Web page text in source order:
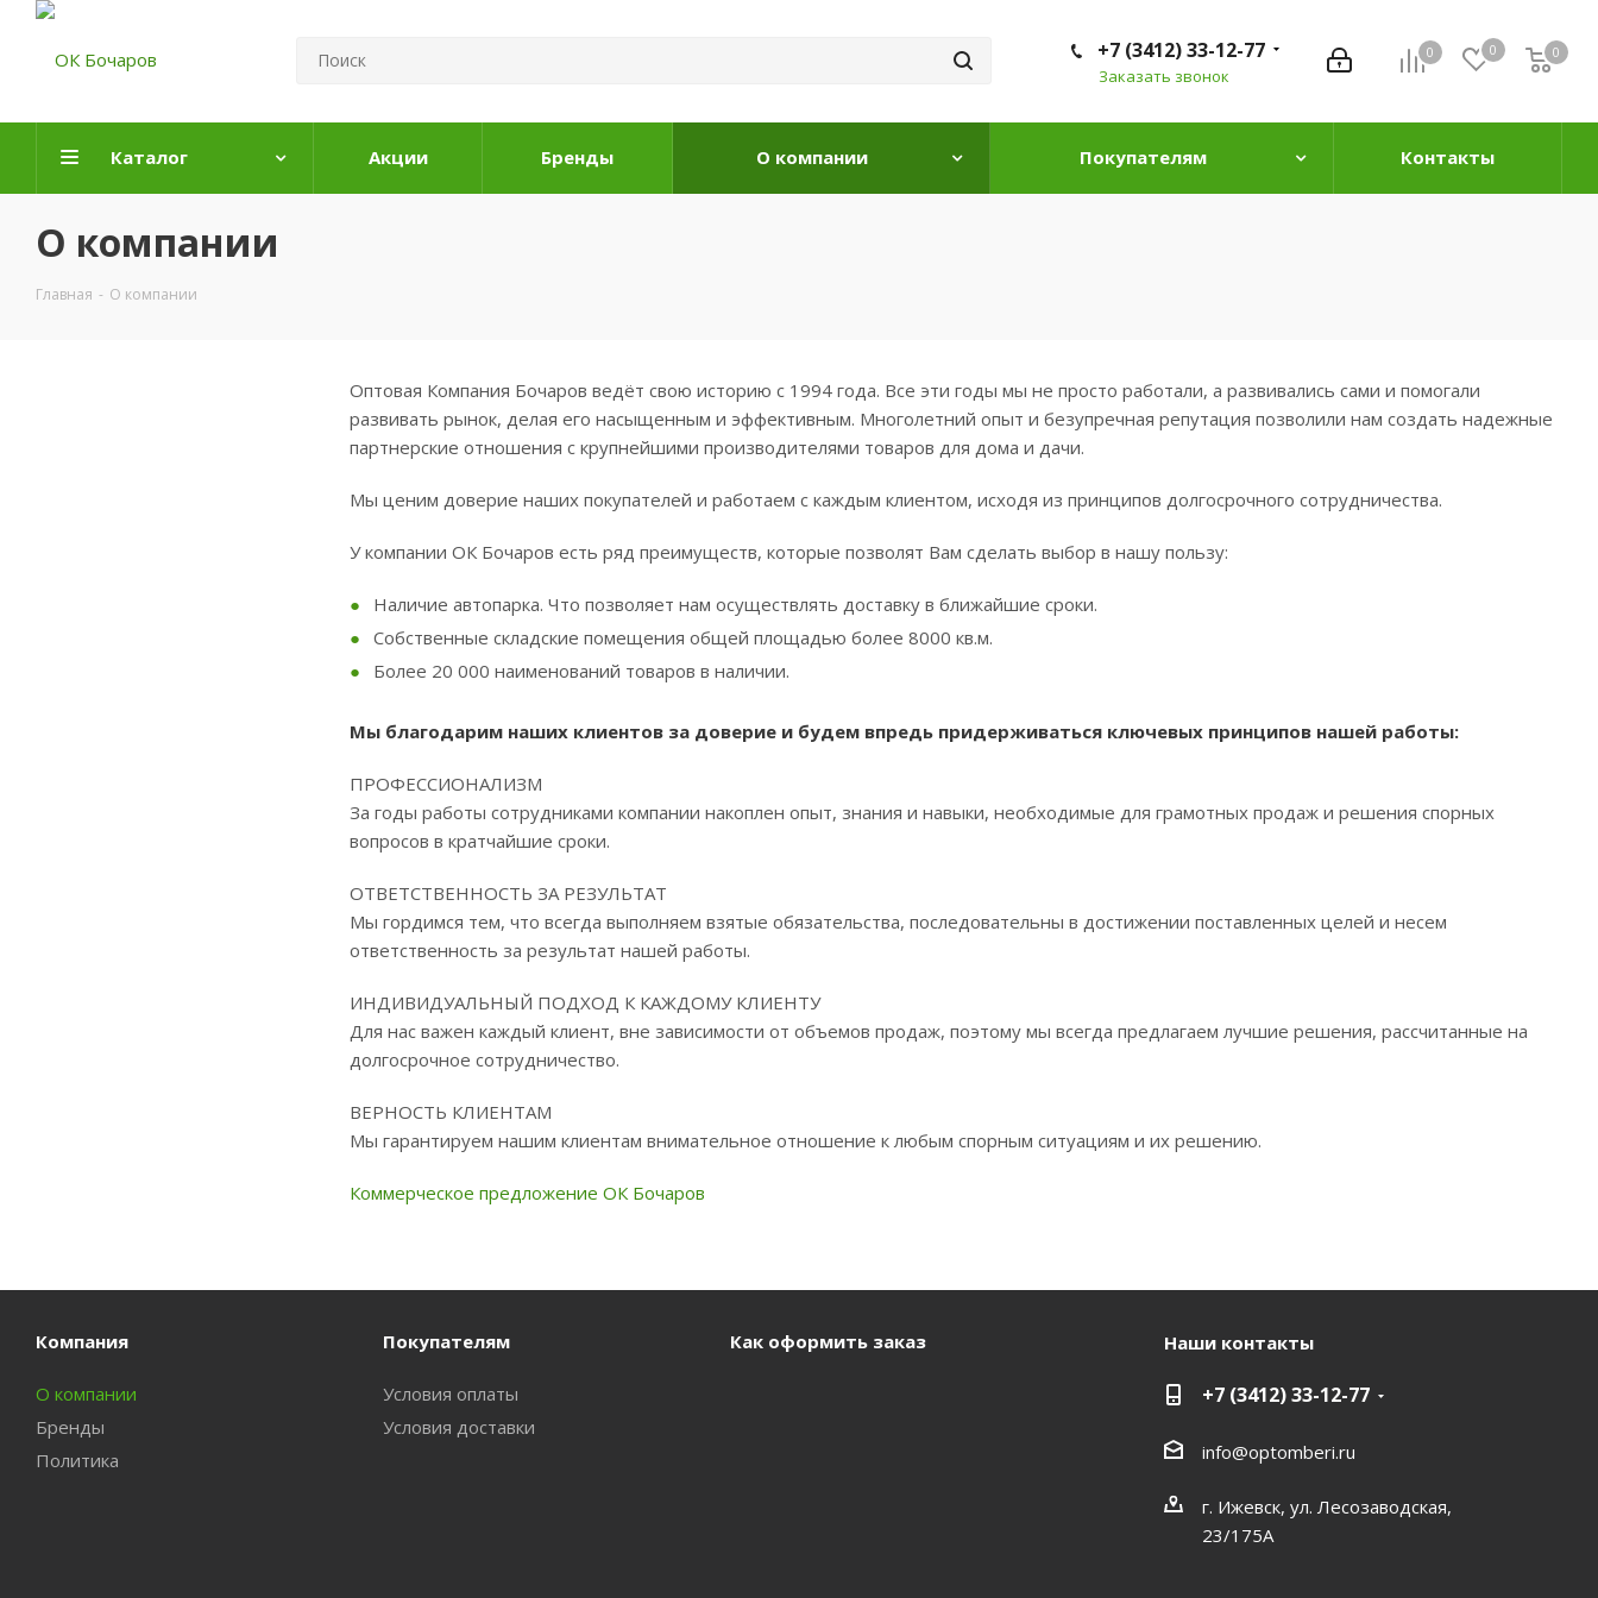
0 0 0
0
+7 (3412) 33-12-77
Заказать звонок
Каталог Акции Бренды О компании Покупателям Контакты
О компании
Главная - О компании
Оптовая Компания Бочаров ведёт свою историю с 1994 года. Все эти годы мы не просто работали, а развивались сами и помогали
развивать рынок, делая его насыщенным и эффективным. Многолетний опыт и безупречная репутация позволили нам создать надежные
партнерские отношения с крупнейшими производителями товаров для дома и дачи.
Мы ценим доверие наших покупателей и работаем с каждым клиентом, исходя из принципов долгосрочного сотрудничества.
У компании ОК Бочаров есть ряд преимуществ, которые позволят Вам сделать выбор в нашу пользу:
Наличие автопарка. Что позволяет нам осуществлять доставку в ближайшие сроки.
Собственные складские помещения общей площадью более 8000 кв.м.
Более 20 000 наименований товаров в наличии.
Мы благодарим наших клиентов за доверие и будем впредь придерживаться ключевых принципов нашей работы:
ПРОФЕССИОНАЛИЗМ
За годы работы сотрудниками компании накоплен опыт, знания и навыки, необходимые для грамотных продаж и решения спорных
вопросов в кратчайшие сроки.
ОТВЕТСТВЕННОСТЬ ЗА РЕЗУЛЬТАТ
Мы гордимся тем, что всегда выполняем взятые обязательства, последовательны в достижении поставленных целей и несем
ответственность за результат нашей работы.
ИНДИВИДУАЛЬНЫЙ ПОДХОД К КАЖДОМУ КЛИЕНТУ
Для нас важен каждый клиент, вне зависимости от объемов продаж, поэтому мы всегда предлагаем лучшие решения, рассчитанные на
долгосрочное сотрудничество.
ВЕРНОСТЬ КЛИЕНТАМ
Мы гарантируем нашим клиентам внимательное отношение к любым спорным ситуациям и их решению.
Коммерческое предложение ОК Бочаров
Компания
О компании
Бренды
Политика
Покупателям
Условия оплаты
Условия доставки
Как оформить заказ Наши контакты
+7 (3412) 33-12-77
info@optomberi.ru
г. Ижевск, ул. Лесозаводская,
23/175А